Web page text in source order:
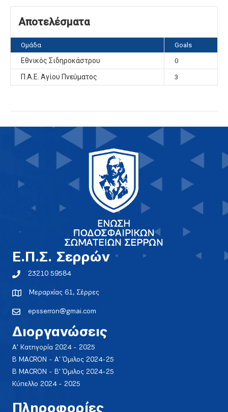
Αποτελέσματα
Ομάδα Goals
Εθνικός Σιδηροκάστρου 0
Π.Α.Ε. Αγίου Πνεύματος 3
E.Π.Σ. Σερρών
23210 59584
Μεραρχίας 61, Σέρρες
epsserron@gmai.com
Διοργανώσεις
Α' Κατηγορία 2024 - 2025
Β MACRON - Α' Όμιλος 2024-25
Β MACRON - Β' Όμιλος 2024-25
Κύπελλο 2024 - 2025
Πληροφορίες